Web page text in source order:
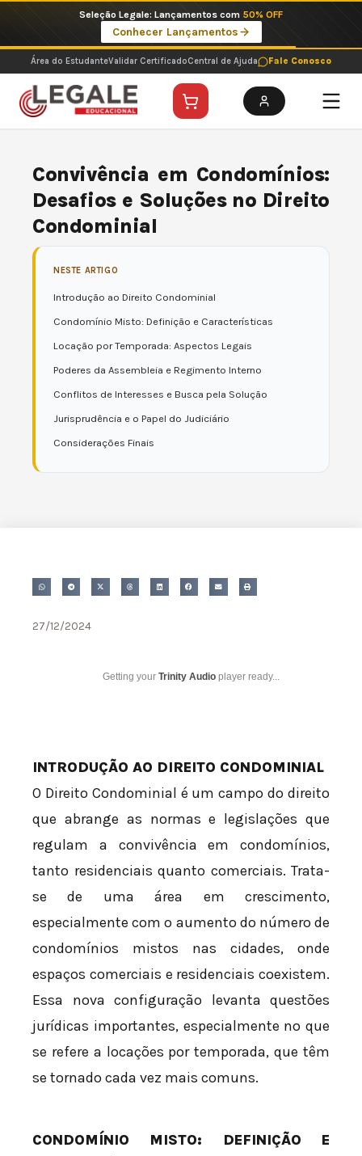
o
conteúdo
Seleção Legale: Lançamentos com 50% OFF
Conhecer Lançamentos
Área do EstudanteValidar CertificadoCentral de Ajuda Fale Conosco
Convivência em Condomínios:
Desafios e Soluções no Direito
Condominial
NESTE ARTIGO
Introdução ao Direito Condominial
Condomínio Misto: Definição e Características
Locação por Temporada: Aspectos Legais
Poderes da Assembleia e Regimento Interno
Conflitos de Interesses e Busca pela Solução
Jurisprudência e o Papel do Judiciário
Considerações Finais
27/12/2024
Getting your Trinity Audio player ready...
INTRODUÇÃO AO DIREITO CONDOMINIAL
O Direito Condominial é um campo do direito
que abrange as normas e legislações que
regulam a convivência em condomínios,
tanto residenciais quanto comerciais. Trata-
se de uma área em crescimento,
especialmente com o aumento do número de
condomínios mistos nas cidades, onde
espaços comerciais e residenciais coexistem.
Essa nova configuração levanta questões
jurídicas importantes, especialmente no que
se refere a locações por temporada, que têm
se tornado cada vez mais comuns.
CONDOMÍNIO MISTO: DEFINIÇÃO E